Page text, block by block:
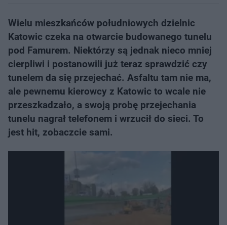
Wielu mieszkańców południowych dzielnic
Katowic czeka na otwarcie budowanego tunelu
pod Famurem. Niektórzy są jednak nieco mniej
cierpliwi i postanowili już teraz sprawdzić czy
tunelem da się przejechać. Asfaltu tam nie ma,
ale pewnemu kierowcy z Katowic to wcale nie
przeszkadzało, a swoją probę przejechania
tunelu nagrał telefonem i wrzucił do sieci. To
jest hit, zobaczcie sami.